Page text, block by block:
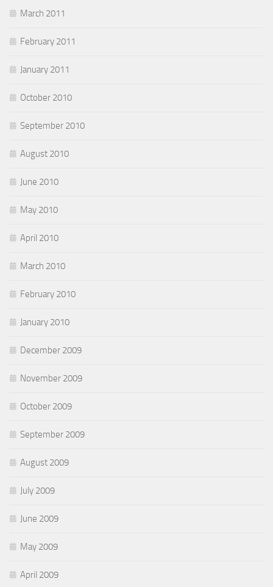
March 2011
February 2011
January 2011
October 2010
September 2010
August 2010
June 2010
May 2010
April 2010
March 2010
February 2010
January 2010
December 2009
November 2009
October 2009
September 2009
August 2009
July 2009
June 2009
May 2009
April 2009